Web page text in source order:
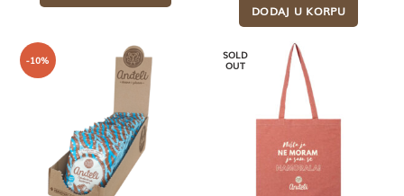
DODAJ U KORPU
-10%
SOLD
OUT